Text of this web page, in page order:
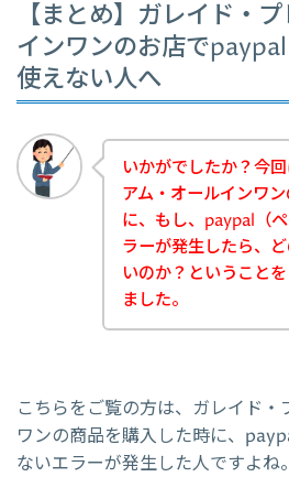
【まとめ】ガレイド・
インワンのお店で
使えない人へ
いかがでしたか？今
アム・オールインワ
に、もし、paypal（
ラーが発生したら、
いのか？ということ
ました。
こちらをご覧の方は、ガレイド・
ワンの商品を購入した時に、
ないエラーが発生した人ですよね。